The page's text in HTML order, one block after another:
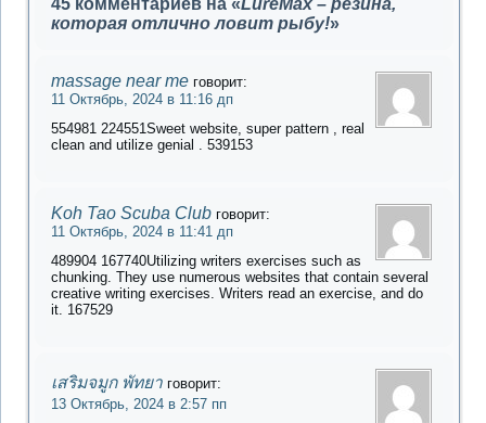
которая отлично ловит рыбу!»
massage near me говорит:
11 Октябрь, 2024 в 11:16 дп
554981 224551Sweet website, super pattern , real
clean and utilize genial . 539153
Koh Tao Scuba Club говорит:
11 Октябрь, 2024 в 11:41 дп
489904 167740Utilizing writers exercises such as
chunking. They use numerous websites that contain several
creative writing exercises. Writers read an exercise, and do
it. 167529
เสริมจมูก พัทยา говорит:
13 Октябрь, 2024 в 2:57 пп